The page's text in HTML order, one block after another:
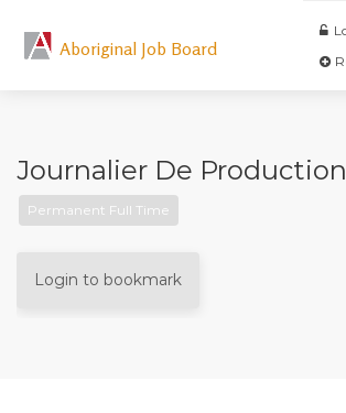
Aboriginal Job Board
Journalier De Production
Permanent Full Time
Login to bookmark